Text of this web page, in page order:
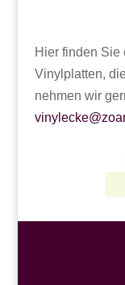
Hier finden Sie
Vinylplatten,
nehmen wir